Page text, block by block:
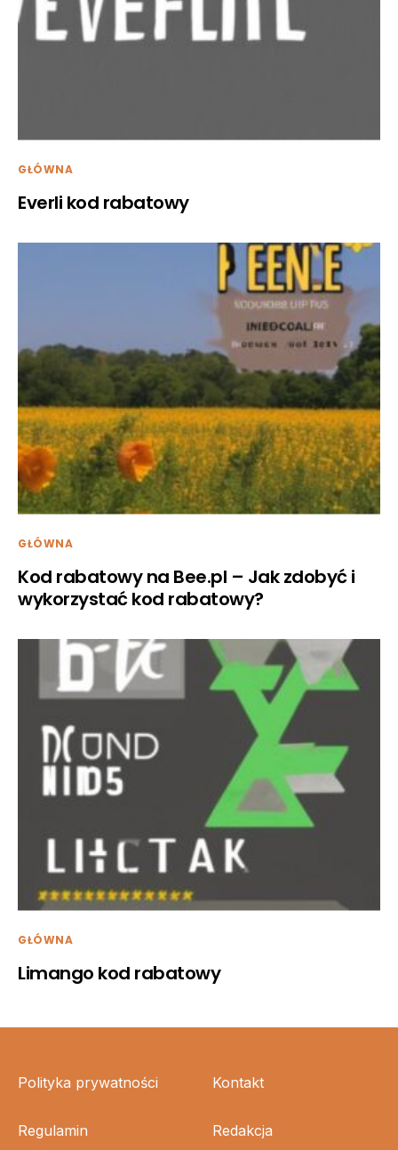
GŁÓWNA
Everli kod rabatowy
GŁÓWNA
Kod rabatowy na Bee.pl – Jak zdobyć i
wykorzystać kod rabatowy?
GŁÓWNA
Limango kod rabatowy
Polityka prywatności Kontakt
Regulamin Redakcja